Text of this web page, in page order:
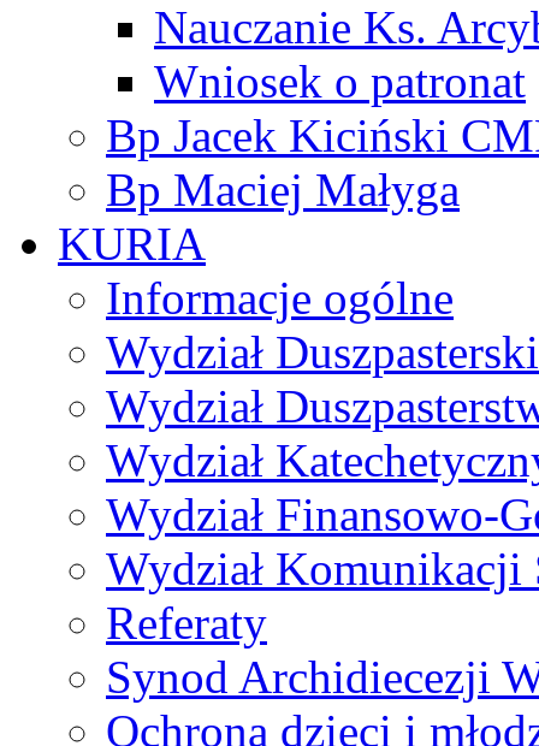
Nauczanie Ks.
Wniosek o patronat
Bp Jacek Kiciński
Bp Maciej Małyga
KURIA
Informacje ogólne
Wydział Duszpasterski
Wydział
Wydział
Wydział Finansowo-
Wydział Komunikacji
Referaty
Synod Archidiecezji
Ochrona dzieci i